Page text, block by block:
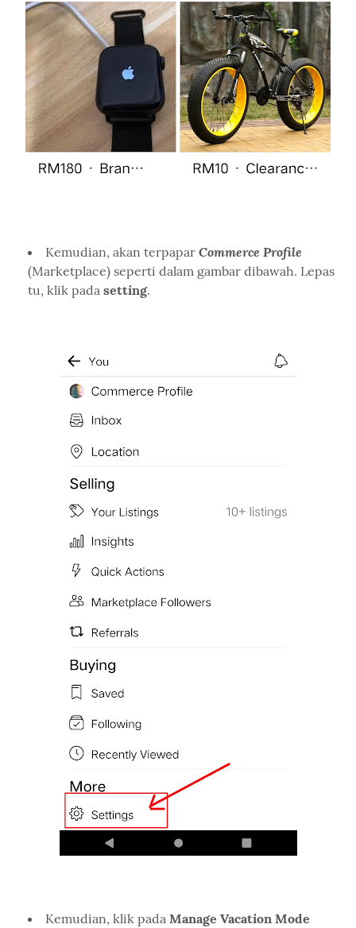
Kemudian, akan terpapar Commerce Profile
(Marketplace) seperti dalam gambar dibawah. Lepas
tu, klik pada setting.
Kemudian, klik pada Manage Vacation Mode